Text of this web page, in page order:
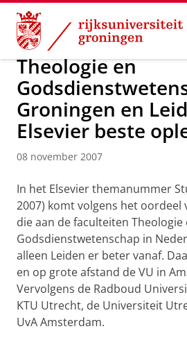
Skip
Content
Skip
Navigation
Over ons Actueel Nieuws
Theologie en
Groningen en
Elsevier beste
08 november 2007
In het Elsevier themanummer
2007) komt volgens het oordeel
die aan de faculteiten Theologie
Godsdienstwetenschap in
alleen Leiden er beter vanaf.
en op grote afstand de VU in
Vervolgens de Radboud
KTU Utrecht, de Universiteit
UvA Amsterdam.